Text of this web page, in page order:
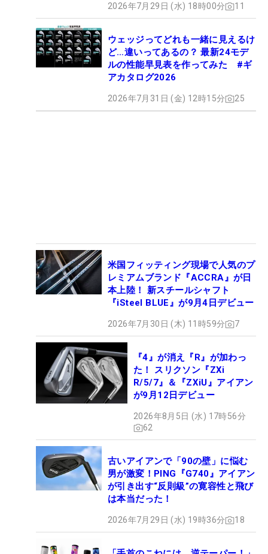
2026年7月29日 (水) 18時00分 11
ウェッジってどれも一緒に見えるけ
ど…違いってあるの？ 最新24モデ
ルの性能早見表を作ってみた #ギ
アカタログ2026
2026年7月31日 (金) 12時15分 25
米国フィッティング現場で人気のプ
レミアムブランド『ACCRA』が日
本上陸！ 新スチールシャフト
『iSteel BLUE』が9月4日デビュー
2026年7月30日 (木) 11時59分 7
『4』が消え『R』が加わっ
た！ スリクソン『ZXi
R/5/7』＆『ZXiU』アイアン
が9月12日デビュー
2026年8月5日 (水) 17時56分
62
古いアイアンで「90の壁」に悩む
男が激変！PING『G740』アイアン
が引き出す“反則級”の寛容性と飛び
は本当だった！
2026年7月29日 (水) 19時36分 18